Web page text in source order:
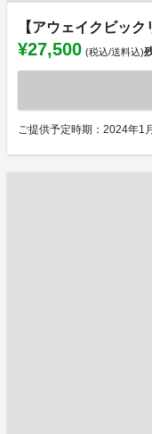
【アウェイクビッ
¥27,500 (税込/送料込)
ご提供予定時期：2024年1